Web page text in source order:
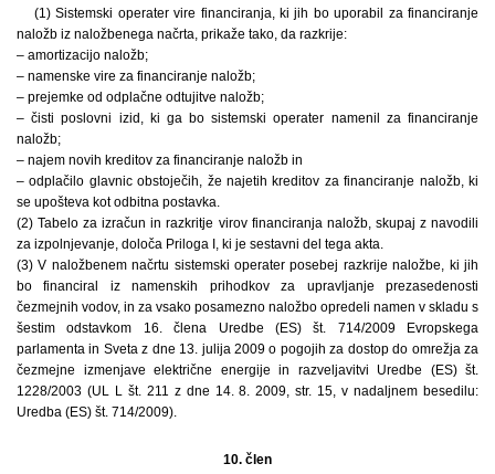
(1) Sistemski operater vire financiranja, ki jih bo uporabil za financiranje
naložb iz naložbenega načrta, prikaže tako, da razkrije:
– amortizacijo naložb;
– namenske vire za financiranje naložb;
– prejemke od odplačne odtujitve naložb;
– čisti poslovni izid, ki ga bo sistemski operater namenil za financiranje
naložb;
– najem novih kreditov za financiranje naložb in
– odplačilo glavnic obstoječih, že najetih kreditov za financiranje naložb, ki
se upošteva kot odbitna postavka.
(2) Tabelo za izračun in razkritje virov financiranja naložb, skupaj z navodili
za izpolnjevanje, določa Priloga I, ki je sestavni del tega akta.
(3) V naložbenem načrtu sistemski operater posebej razkrije naložbe, ki jih
bo financiral iz namenskih prihodkov za upravljanje prezasedenosti
čezmejnih vodov, in za vsako posamezno naložbo opredeli namen v skladu s
šestim odstavkom 16. člena Uredbe (ES) št. 714/2009 Evropskega
parlamenta in Sveta z dne 13. julija 2009 o pogojih za dostop do omrežja za
čezmejne izmenjave električne energije in razveljavitvi Uredbe (ES) št.
1228/2003 (UL L št. 211 z dne 14. 8. 2009, str. 15, v nadaljnem besedilu:
Uredba (ES) št. 714/2009).
10. člen